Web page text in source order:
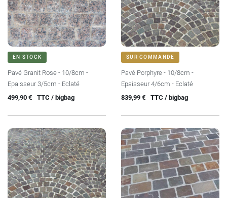
EN STOCK
Pavé Granit Rose - 10/8cm -
Epaisseur 3/5cm - Eclaté
Prix
499,90 € TTC / bigbag
SUR COMMANDE
Pavé Porphyre - 10/8cm -
Epaisseur 4/6cm - Eclaté
Prix
839,99 € TTC / bigbag